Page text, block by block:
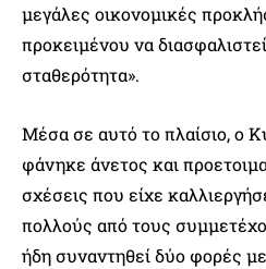
μεγάλες οικονομικές
προκειμένου να
σταθερότητα».
Μέσα σε αυτό το πλαίσιο, ο
φάνηκε άνετος και
σχέσεις που είχε
πολλούς από τους
ήδη συναντηθεί δύο φορές